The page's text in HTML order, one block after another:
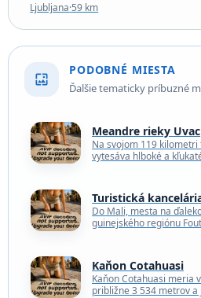
Ljubljana·59 km
wallpaper
PODOBNÉ MIESTA
Ďalšie tematicky príbuzné
Meandre rieky Uvac
Na svojom 119
vytesáva hlboké a
Turistická
Do Mali, mesta na
guinejského regiónu
Kaňon Cotahuasi
Kaňon Cotahuasi meria
približne 3 534 metrov a